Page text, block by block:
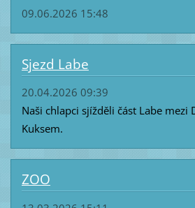
09.06.2026 15:48
Sjezd Labe
20.04.2026 09:39
Naši chlapci sjížděli část Labe mezi
Kuksem.
ZOO